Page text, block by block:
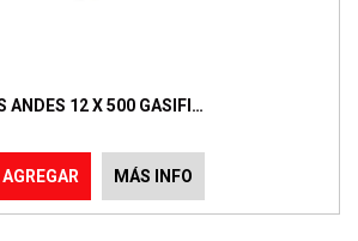
ANDES 12 X 500 GASIFI…
AGREGAR MÁS INFO